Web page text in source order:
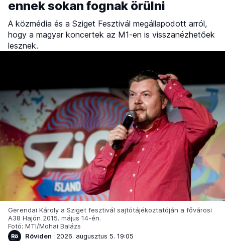
ennek sokan fognak örülni
A közmédia és a Sziget Fesztivál megállapodott arról,
hogy a magyar koncertek az M1-en is visszanézhetőek
lesznek.
Gerendai Károly a Sziget fesztivál sajtótájékoztatóján a fővárosi
A38 Hajón 2015. május 14-én.
Fotó: MTI/Mohai Balázs
Röviden
2026. augusztus 5. 19:05